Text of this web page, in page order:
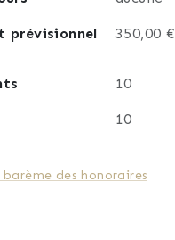
prévisionnel
350,00 €
10
10
des honoraires